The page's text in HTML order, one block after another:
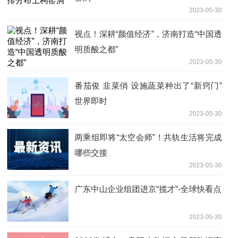
2023-05-30
视点！深耕“颜值经济”，济南打造“中国透
明质酸之都”
2023-05-30
番茄俊 韭菜俏 设施蔬菜种出了“新窍门”
世界即时
2023-05-30
两乘组即将“太空会师”！共轨生活将完成
哪些交接
2023-05-30
广东中山企业组团进京“揽才”-全球快看点
2023-05-30